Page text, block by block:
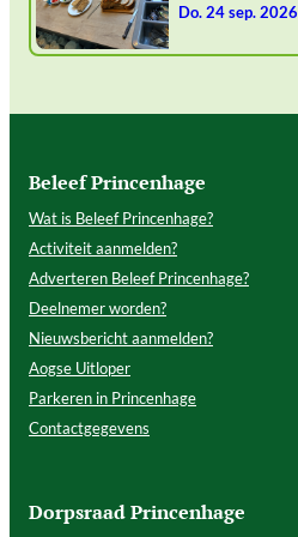
do. 24 sep. 2026
Beleef Princenhage
Wat is Beleef Princenhage?
Activiteit aanmelden?
Adverteren Beleef Princenhage?
Deelnemer worden?
Nieuwsbericht aanmelden?
Aogse Uitloper
Parkeren in Princenhage
Contactgegevens
Dorpsraad Princenhage